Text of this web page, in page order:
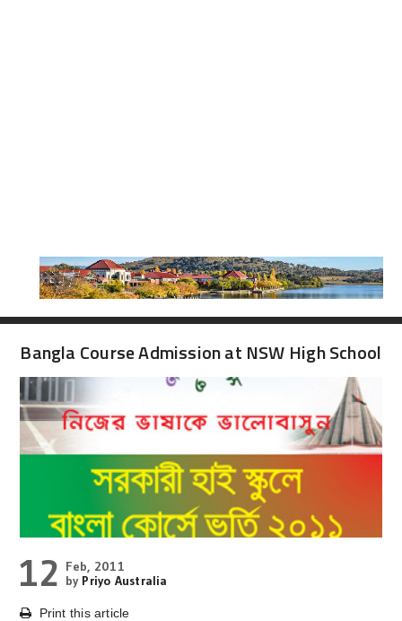
Bangla Course Admission at NSW High School
12 Feb, 2011
by Priyo Australia
Print this article